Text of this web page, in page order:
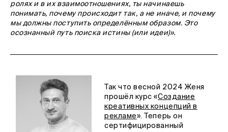
ролях и в их взаимоотношениях, ты начинаешь
понимать, почему происходит так, а не иначе, и почему
мы должны поступить определённым образом. Это
осознанный путь поиска истины (или идеи)».
Так что весной 2024 Женя
прошёл курс «Создание
креативных концепций в
рекламе». Теперь он
сертифицированный